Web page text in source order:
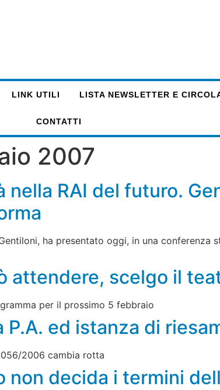
LINK UTILI LISTA NEWSLETTER E
CONTATTI
2007
nella RAI del futuro.
ha presentato oggi, in una conferenza
attendere, scelgo il
per il prossimo 5 febbraio
ed istanza di
2006 cambia rotta
non decida i termini